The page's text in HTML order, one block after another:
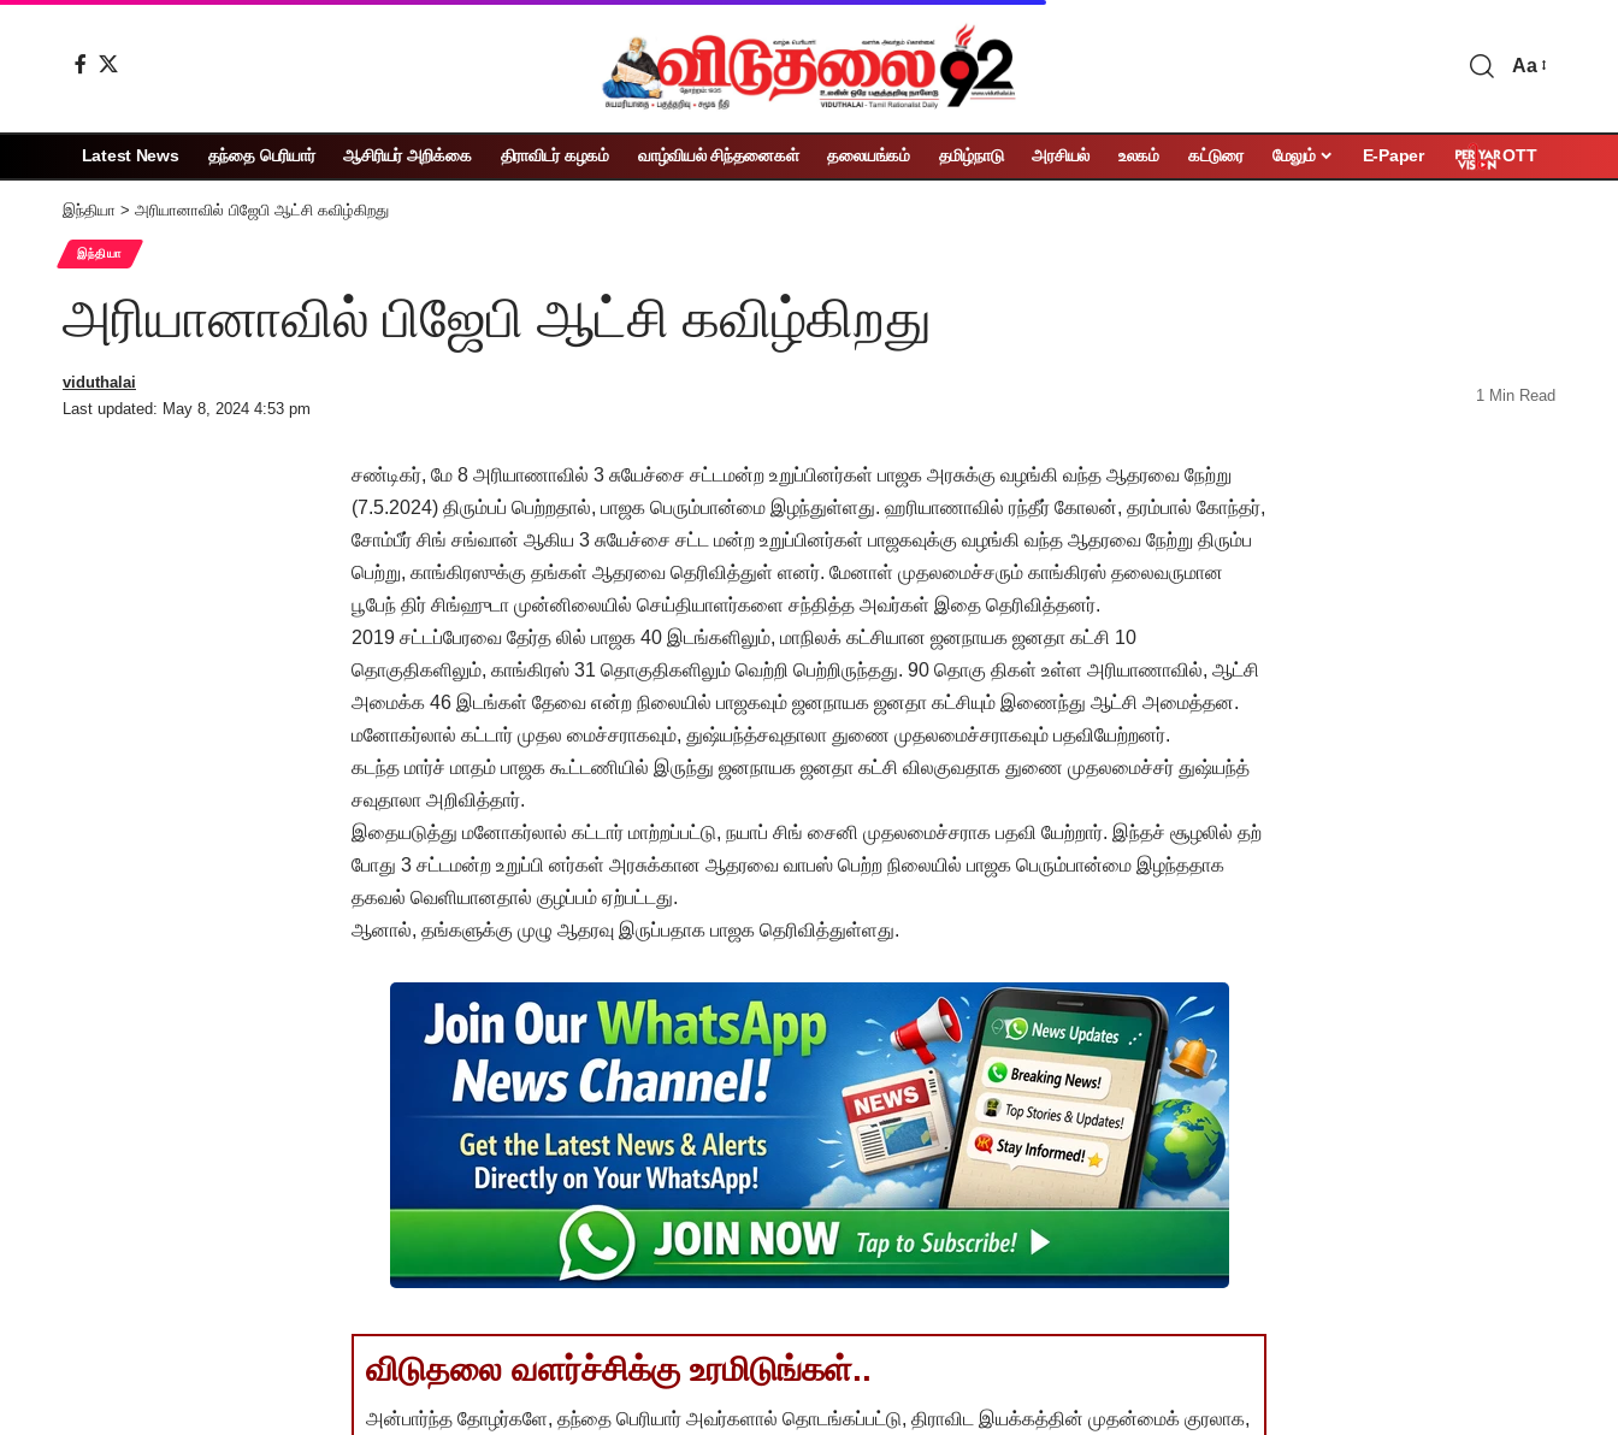
Aa
Latest News தந்தை பெரியார் ஆசிரியர் அறிக்கை திராவிடர் கழகம் வாழ்வியல் சிந்தனைகள் தலையங்கம் தமிழ்நாடு அரசியல் உலகம் கட்டுரை மேலும் E-Paper OTT
இந்தியா > அரியானாவில் பிஜேபி ஆட்சி கவிழ்கிறது
இந்தியா
அரியானாவில் பிஜேபி ஆட்சி கவிழ்கிறது
Last updated: May 8, 2024 4:53 pm
viduthalai
1 Min Read
சண்டிகர், மே 8 அரியாணாவில் 3 சுயேச்சை சட்டமன்ற உறுப்பினர்கள் பாஜக அரசுக்கு வழங்கி வந்த ஆதரவை நேற்று
(7.5.2024) திரும்பப் பெற்றதால், பாஜக பெரும்பான்மை இழந்துள்ளது. ஹரியாணாவில் ரந்தீர் கோலன், தரம்பால் கோந்தர்,
சோம்பீர் சிங் சங்வான் ஆகிய 3 சுயேச்சை சட்ட மன்ற உறுப்பினர்கள் பாஜகவுக்கு வழங்கி வந்த ஆதரவை நேற்று திரும்ப
பெற்று, காங்கிரஸுக்கு தங்கள் ஆதரவை தெரிவித்துள் ளனர். மேனாள் முதலமைச்சரும் காங்கிரஸ் தலைவருமான
பூபேந் திர் சிங்ஹுடா முன்னிலையில் செய்தியாளர்களை சந்தித்த அவர்கள் இதை தெரிவித்தனர்.
2019 சட்டப்பேரவை தேர்த லில் பாஜக 40 இடங்களிலும், மாநிலக் கட்சியான ஜனநாயக ஜனதா கட்சி 10
தொகுதிகளிலும், காங்கிரஸ் 31 தொகுதிகளிலும் வெற்றி பெற்றிருந்தது. 90 தொகு திகள் உள்ள அரியாணாவில், ஆட்சி
அமைக்க 46 இடங்கள் தேவை என்ற நிலையில் பாஜகவும் ஜனநாயக ஜனதா கட்சியும் இணைந்து ஆட்சி அமைத்தன.
மனோகர்லால் கட்டார் முதல மைச்சராகவும், துஷ்யந்த்சவுதாலா துணை முதலமைச்சராகவும் பதவியேற்றனர்.
கடந்த மார்ச் மாதம் பாஜக கூட்டணியில் இருந்து ஜனநாயக ஜனதா கட்சி விலகுவதாக துணை முதலமைச்சர் துஷ்யந்த்
சவுதாலா அறிவித்தார்.
இதையடுத்து மனோகர்லால் கட்டார் மாற்றப்பட்டு, நயாப் சிங் சைனி முதலமைச்சராக பதவி யேற்றார். இந்தச் சூழலில் தற்
போது 3 சட்டமன்ற உறுப்பி னர்கள் அரசுக்கான ஆதரவை வாபஸ் பெற்ற நிலையில் பாஜக பெரும்பான்மை இழந்ததாக
தகவல் வெளியானதால் குழப்பம் ஏற்பட்டது.
ஆனால், தங்களுக்கு முழு ஆதரவு இருப்பதாக பாஜக தெரிவித்துள்ளது.
விடுதலை வளர்ச்சிக்கு உரமிடுங்கள்..
அன்பார்ந்த தோழர்களே, தந்தை பெரியார் அவர்களால் தொடங்கப்பட்டு, திராவிட இயக்கத்தின் முதன்மைக் குரலாக,